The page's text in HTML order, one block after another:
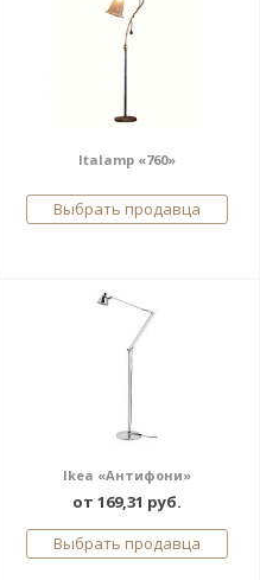
Italamp «760»
Выбрать продавца
Ikea «Антифони»
от 169,31 руб.
Выбрать продавца